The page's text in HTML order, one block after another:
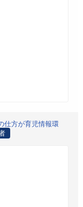
仕方が育児情報環